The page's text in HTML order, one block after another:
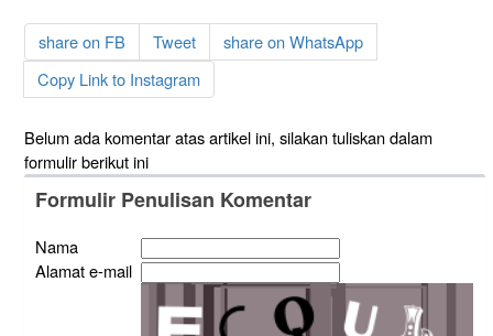
share on FB Tweet
share on WhatsApp
Copy Link to Instagram
Belum ada komentar atas artikel ini, silakan tuliskan dalam
formulir berikut ini
Formulir Penulisan Komentar
Nama
Alamat e-mail